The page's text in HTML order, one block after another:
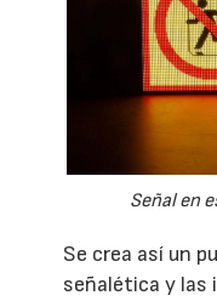
Señal en
Se crea así un
señalética y